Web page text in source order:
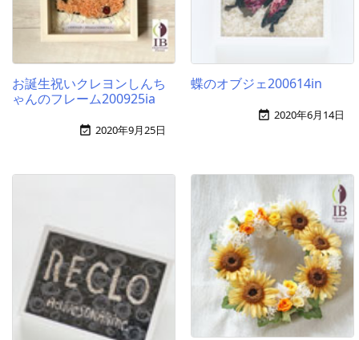
お誕生祝いクレヨンしんち
ゃんのフレーム200925ia
 2020年9月25日
蝶のオブジェ200614in
 2020年6月14日